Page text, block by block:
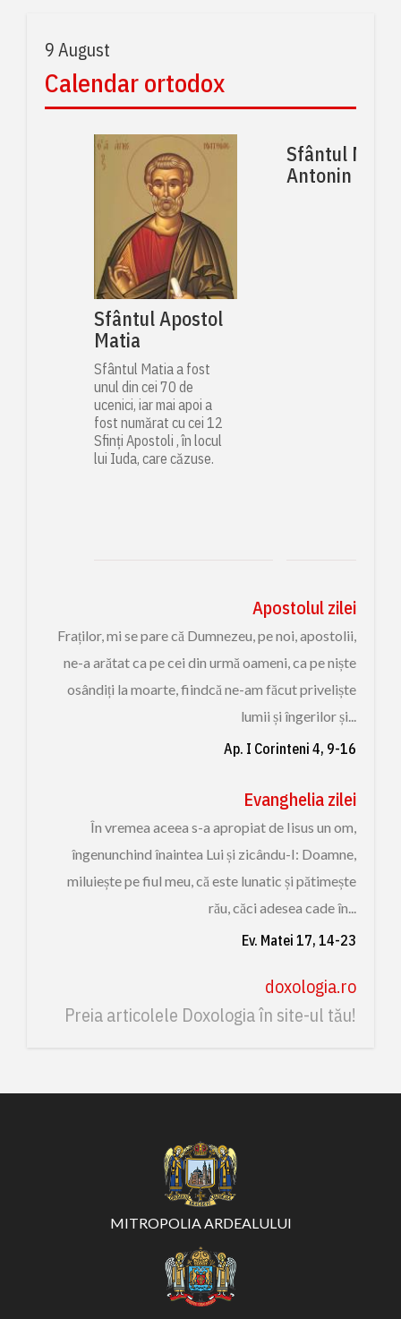
9 August
Calendar ortodox
Sfântul Apostol
Matia
Sfântul Matia a fost
unul din cei 70 de
ucenici, iar mai apoi a
fost numărat cu cei 12
Sfinți Apostoli , în locul
lui Iuda, care căzuse.
Sfântul
Antonin
Apostolul zilei
Fraților, mi se pare că Dumnezeu, pe noi, apostolii,
ne-a arătat ca pe cei din urmă oameni, ca pe niște
osândiți la moarte, fiindcă ne-am făcut priveliște
lumii și îngerilor și...
Ap. I Corinteni 4, 9-16
Evanghelia zilei
În vremea aceea s-a apropiat de Iisus un om,
îngenunchind înaintea Lui și zicându-I: Doamne,
miluiește pe fiul meu, că este lunatic și pătimește
rău, căci adesea cade în...
Ev. Matei 17, 14-23
doxologia.ro
Preia articolele Doxologia în site-ul tău!
MITROPOLIA ARDEALULUI